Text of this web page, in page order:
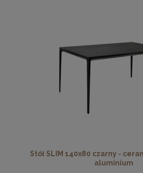
Stół SLIM 140x80 czarny -
aluminium